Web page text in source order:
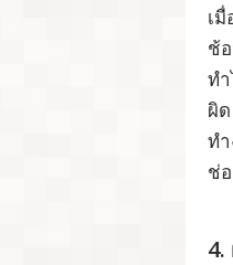
เ
ช้
ท
ผิ
ท
ช่
4.